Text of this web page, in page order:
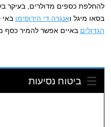
להחלפת כספים מדולרים, בעיקר
בסאו מיגל ואנגרה די הירוסימו באי
הגדולים באיים אפשר להמיר כסף
ביטוח נסיעות